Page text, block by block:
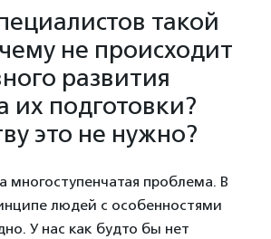
такой
не происходит
развития
их подготовки?
это не нужно?
многоступенчатая проблема. В
людей с особенностями
У нас как будто бы нет